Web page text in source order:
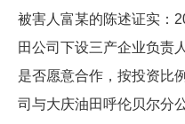
被害人富某的陈述证实：
田公司下设三产企业负责
是否愿意合作，按投资比
司与大庆油田呼伦贝尔分